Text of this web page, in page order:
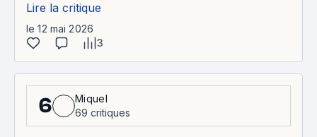
Lire la critique
le 12 mai 2026
3
6
Miquel
69 critiques